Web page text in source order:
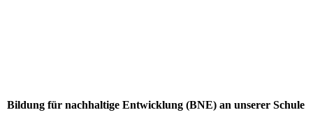
Bildung für nachhaltige Entwicklung (BNE) an unserer Schule